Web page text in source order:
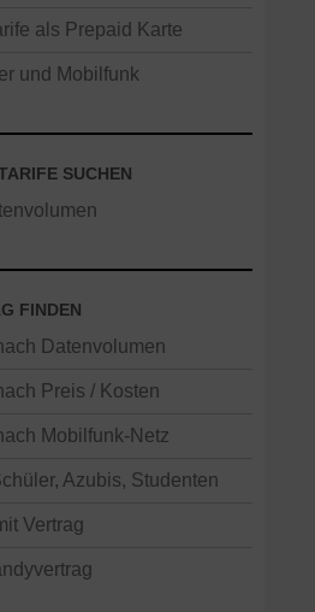
als Prepaid Karte
und Mobilfunk
SUCHEN
FINDEN
Datenvolumen
Preis / Kosten
Mobilfunk-Netz
Azubis, Studenten
Vertrag